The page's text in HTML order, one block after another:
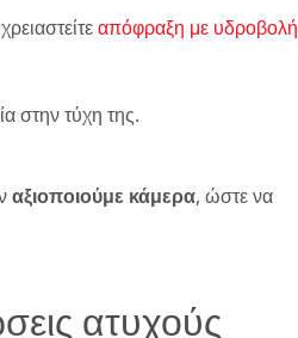
απόφραξη με υδροβολή
στην τύχη της.
αξιοποιούμε κάμερα, ώστε να
ατυχούς